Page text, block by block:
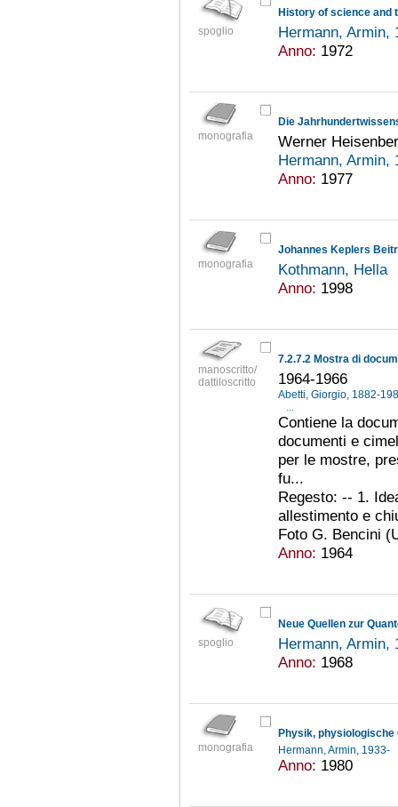
spoglio
History of science and
Hermann, Armin,
Anno: 1972
monografia
Die
Werner
Hermann, Armin,
Anno: 1977
monografia
Johannes Keplers
Kothmann, Hella
Anno: 1998
manoscritto/
dattiloscritto
7.2.7.2 Mostra di
1964-1966
Abetti, Giorgio, 1882-
...
Contiene la
documenti e
per le mostre,
fu...
Regesto: -- 1.
allestimento e
Foto G. Bencini
Anno: 1964
spoglio
Neue Quellen zur
Hermann, Armin,
Anno: 1968
monografia Hermann, Armin, 1933-
Anno: 1980